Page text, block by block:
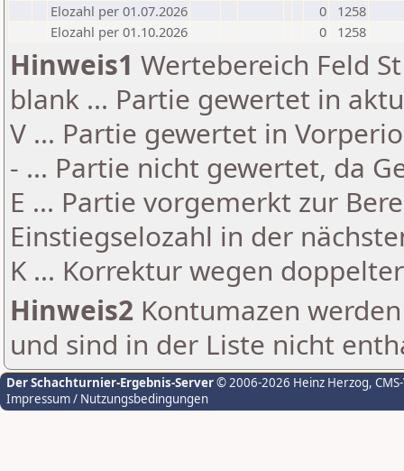
Elozahl per 01.07.2026
0
1258
Elozahl per 01.10.2026
0 1258
Hinweis1 Wertebereich Feld
blank ... Partie gewertet in
V ... Partie gewertet in
- ... Partie nicht gewertet, da
E ... Partie vorgemerkt zur
Einstiegselozahl in der
K ... Korrektur wegen
Hinweis2 Kontumazen
und sind in der Liste nicht
Der Schachturnier-Ergebnis-Server© 2006-2026 Heinz Herzog,
Impressum / Nutzungsbedingungen